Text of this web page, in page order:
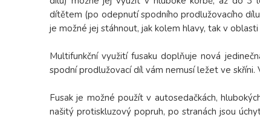
dítětem (po odepnutí spodního prodlužovacího
je možné jej stáhnout, jak kolem hlavy, tak v
Multifunkční využití fusaku doplňuje nová
spodní prodlužovací díl vám nemusí ležet ve
Fusak je možné použít v autosedačkách,
našitý protiskluzový popruh, po stranách jsou